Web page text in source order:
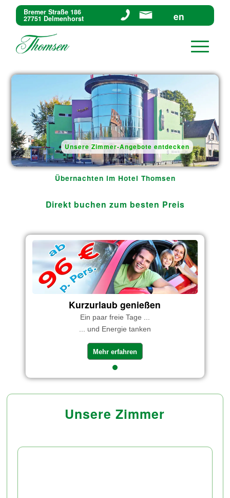
Bremer Straße 186
27751 Delmenhorst en
Unsere Zimmer-Angebote entdecken
Übernachten im Hotel Thomsen
Direkt buchen zum besten Preis
Kurzurlaub genießen
Ein paar freie Tage ...
... und Energie tanken
Mehr erfahren
Unsere Zimmer